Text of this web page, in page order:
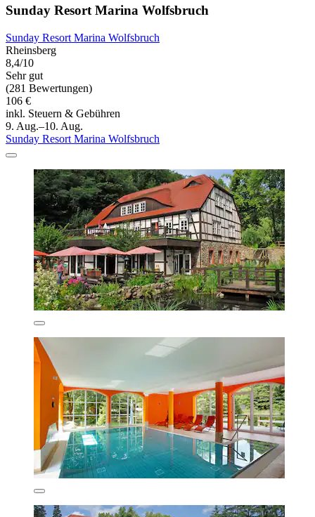
Sunday Resort Marina Wolfsbruch
Sunday Resort Marina Wolfsbruch
Rheinsberg
8,4/10
Sehr gut
(281 Bewertungen)
106 €
inkl. Steuern & Gebühren
9. Aug.–10. Aug.
Sunday Resort Marina Wolfsbruch